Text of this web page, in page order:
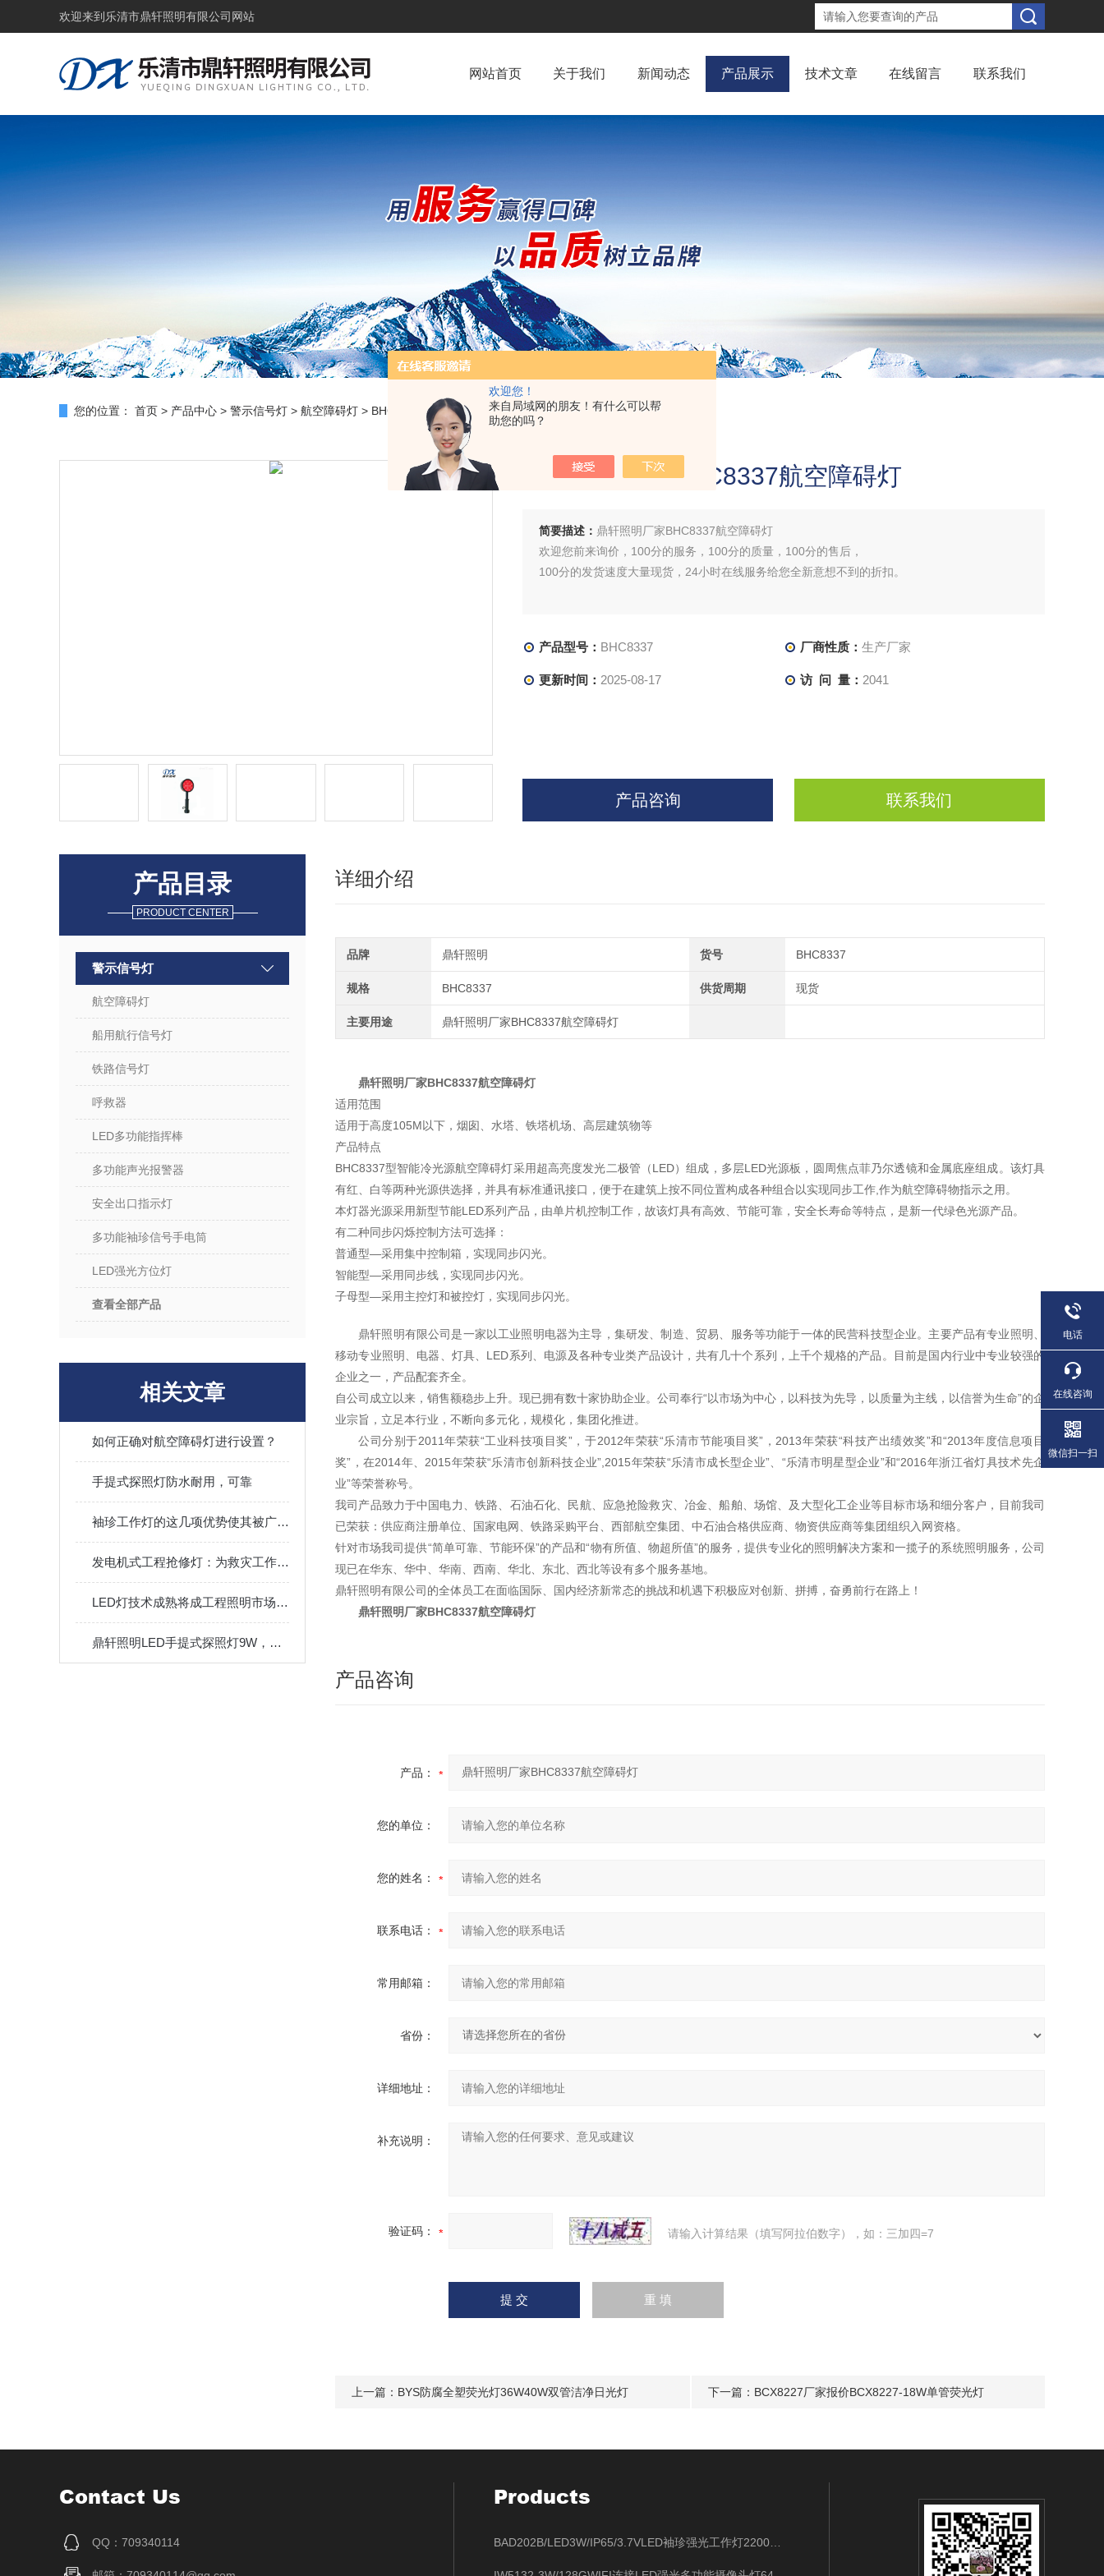
欢迎您！
来自局域网的朋友！有什么可以帮
助您的吗？
欢迎来到 乐清市鼎轩照明有限公司网站
网站首页 关于我们 新闻动态 产品展示 技术文章 在线留言 联系我们
您的位置： 首页 > 产品中心 > 警示信号灯 > 航空障碍灯 > BHC8337鼎轩照明厂家BHC8337航空障碍灯
鼎轩照明厂家BHC8337航空障碍灯
简要描述： 鼎轩照明厂家BHC8337航空障碍灯
欢迎您前来询价，100分的服务，100分的质量，100分的售后，
100分的发货速度大量现货，24小时在线服务给您全新意想不到的折扣。
产品型号： BHC8337 厂商性质： 生产厂家
更新时间： 2025-08-17 访 问 量： 2041
产品咨询 联系我们
产品目录
PRODUCT CENTER
警示信号灯
航空障碍灯
船用航行信号灯
铁路信号灯
呼救器
LED多功能指挥棒
多功能声光报警器
安全出口指示灯
多功能袖珍信号手电筒
LED强光方位灯
查看全部产品
相关文章
如何正确对航空障碍灯进行设置？
手提式探照灯防水耐用，可靠
袖珍工作灯的这几项优势使其被广泛应用
发电机式工程抢修灯：为救灾工作提供稳定的光源
LED灯技术成熟将成工程照明市场主力军
鼎轩照明LED手提式探照灯9W，照亮你的每一个夜晚！
详细介绍
品牌 鼎轩照明 货号 BHC8337
规格 BHC8337 供货周期 现货
主要用途 鼎轩照明厂家BHC8337航空障碍灯
鼎轩照明厂家BHC8337航空障碍灯
适用范围
适用于高度105M以下，烟囱、水塔、铁塔机场、高层建筑物等
产品特点
BHC8337型智能冷光源航空障碍灯采用超高亮度发光二极管（LED）组成，多层LED光源板，圆周焦点菲乃尔透镜和金属底座组成。该灯具
有红、白等两种光源供选择，并具有标准通讯接口，便于在建筑上按不同位置构成各种组合以实现同步工作,作为航空障碍物指示之用。
本灯器光源采用新型节能LED系列产品，由单片机控制工作，故该灯具有高效、节能可靠，安全长寿命等特点，是新一代绿色光源产品。
有二种同步闪烁控制方法可选择：
普通型—采用集中控制箱，实现同步闪光。
智能型—采用同步线，实现同步闪光。
子母型—采用主控灯和被控灯，实现同步闪光。
鼎轩照明有限公司是一家以工业照明电器为主导，集研发、制造、贸易、服务等功能于一体的民营科技型企业。主要产品有专业照明、
移动专业照明、电器、灯具、LED系列、电源及各种专业类产品设计，共有几十个系列，上千个规格的产品。目前是国内行业中专业较强的
企业之一，产品配套齐全。
自公司成立以来，销售额稳步上升。现已拥有数十家协助企业。公司奉行“以市场为中心，以科技为先导，以质量为主线，以信誉为生命”的企
业宗旨，立足本行业，不断向多元化，规模化，集团化推进。
公司分别于2011年荣获“工业科技项目奖”，于2012年荣获“乐清市节能项目奖”，2013年荣获“科技产出绩效奖”和“2013年度信息项目
奖”，在2014年、2015年荣获“乐清市创新科技企业”,2015年荣获“乐清市成长型企业”、“乐清市明星型企业”和“2016年浙江省灯具技术先企
业”等荣誉称号。
我司产品致力于中国电力、铁路、石油石化、民航、应急抢险救灾、冶金、船舶、场馆、及大型化工企业等目标市场和细分客户，目前我司
已荣获：供应商注册单位、国家电网、铁路采购平台、西部航空集团、中石油合格供应商、物资供应商等集团组织入网资格。
针对市场我司提供“简单可靠、节能环保”的产品和“物有所值、物超所值”的服务，提供专业化的照明解决方案和一揽子的系统照明服务，公司
现已在华东、华中、华南、西南、华北、东北、西北等设有多个服务基地。
鼎轩照明有限公司的全体员工在面临国际、国内经济新常态的挑战和机遇下积极应对创新、拼搏，奋勇前行在路上！
鼎轩照明厂家BHC8337航空障碍灯
产品咨询
产品：
您的单位：
您的姓名：
联系电话：
常用邮箱：
省份：
详细地址：
补充说明：
验证码： 请输入计算结果（填写阿拉伯数字），如：三加四=7
上一篇： BYS防腐全塑荧光灯36W40W双管洁净日光灯 下一篇： BCX8227厂家报价BCX8227-18W单管荧光灯
Contact Us
QQ：709340114
Products
电话
在线咨询
微信扫一扫